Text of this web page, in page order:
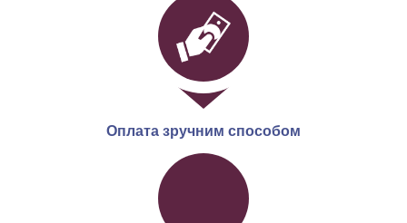
Оплата зручним способом